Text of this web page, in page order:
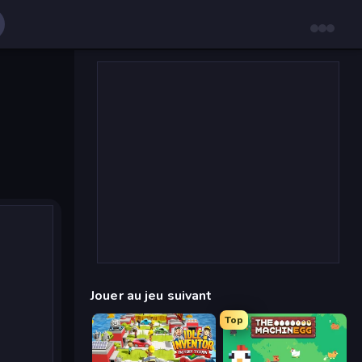
Jouer au jeu suivant
Top